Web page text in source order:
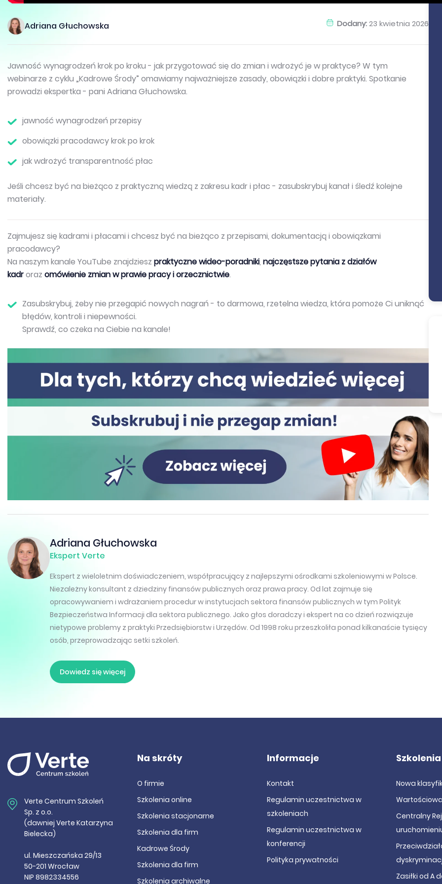
Adriana Głuchowska Dodany:23 kwietnia 2026
Jawność wynagrodzeń krok po kroku - jak przygotować się do zmian i wdrożyć je w praktyce? W tym
webinarze z cyklu „Kadrowe Środy” omawiamy najważniejsze zasady, obowiązki i dobre praktyki. Spotkanie
prowadzi ekspertka - pani Adriana Głuchowska.
jawność wynagrodzeń przepisy
obowiązki pracodawcy krok po krok
jak wdrożyć transparentność płac
Jeśli chcesz być na bieżąco z praktyczną wiedzą z zakresu kadr i płac - zasubskrybuj kanał i śledź kolejne
materiały.
Zajmujesz się kadrami i płacami i chcesz być na bieżąco z przepisami, dokumentacją i obowiązkami
pracodawcy?
Na naszym kanale YouTube znajdziesz praktyczne wideo-poradniki, najczęstsze pytania z działów
kadroraz omówienie zmian w prawie pracy i orzecznictwie.
Zasubskrybuj, żeby nie przegapić nowych nagrań - to darmowa, rzetelna wiedza, która pomoże Ci uniknąć
błędów, kontroli i niepewności.
Sprawdź, co czeka na Ciebie na kanale!
Adriana Głuchowska
Ekspert Verte
Ekspert z wieloletnim doświadczeniem, współpracujący z najlepszymi ośrodkami szkoleniowymi w Polsce.
Niezależny konsultant z dziedziny finansów publicznych oraz prawa pracy. Od lat zajmuje się
opracowywaniem i wdrażaniem procedur w instytucjach sektora finansów publicznych w tym Polityk
Bezpieczeństwa Informacji dla sektora publicznego. Jako głos doradczy i ekspert na co dzień rozwiązuje
nietypowe problemy z praktyki Przedsiębiorstw i Urzędów. Od 1998 roku przeszkoliła ponad kilkanaście tysięcy
osób, przeprowadzając setki szkoleń.
Dowiedz się więcej
Verte Centrum Szkoleń
Sp. z o.o.
(dawniej Verte Katarzyna
Bielecka)
ul. Mieszczańska 29/13
50-201 Wrocław
NIP 8982334556
Na skróty
O firmie
Szkolenia online
Szkolenia stacjonarne
Szkolenia dla firm
Kadrowe Środy
Szkolenia dla firm
Szkolenia archiwalne
Informacje
Kontakt
Regulamin uczestnictwa w
szkoleniach
Regulamin uczestnictwa w
konferencji
Polityka prywatności
Nowa
Centralny
Zasiłki od A